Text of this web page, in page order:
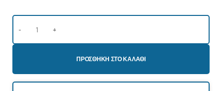
ΠΡΟΣΘΉΚΗ ΣΤΟ ΚΑΛΆΘΙ